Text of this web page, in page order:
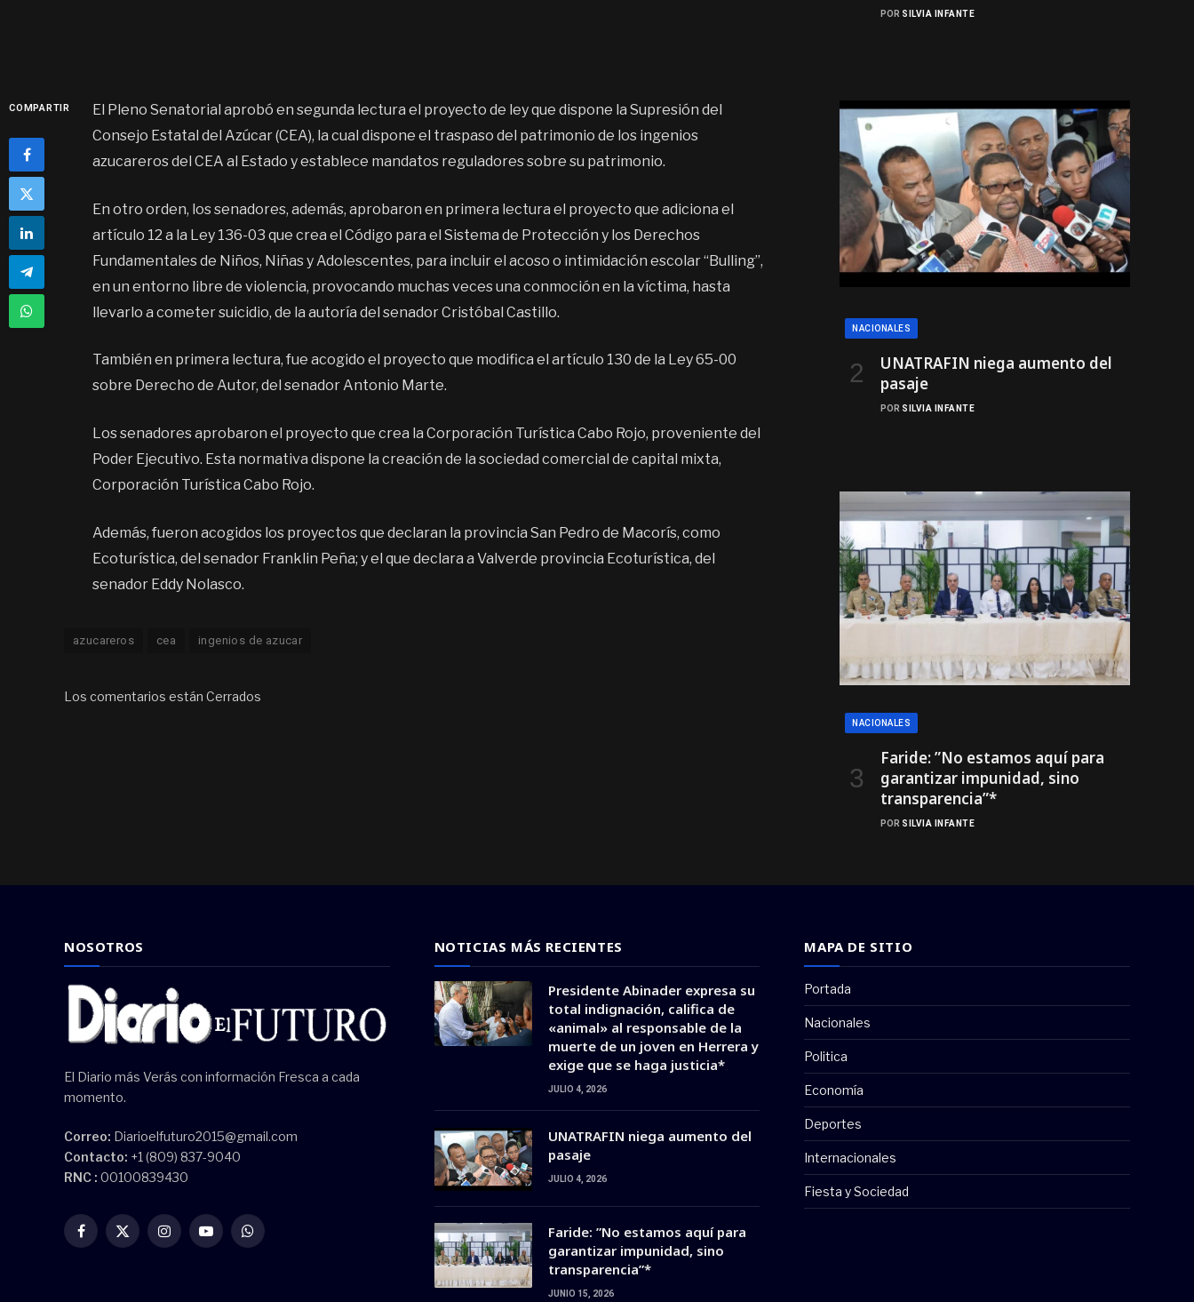
COMPARTIR
El Pleno Senatorial aprobó en segunda lectura el proyecto de ley que dispone la Supresión del
Consejo Estatal del Azúcar (CEA), la cual dispone el traspaso del patrimonio de los ingenios
azucareros del CEA al Estado y establece mandatos reguladores sobre su patrimonio.
En otro orden, los senadores, además, aprobaron en primera lectura el proyecto que adiciona el
artículo 12 a la Ley 136-03 que crea el Código para el Sistema de Protección y los Derechos
Fundamentales de Niños, Niñas y Adolescentes, para incluir el acoso o intimidación escolar “Bulling”,
en un entorno libre de violencia, provocando muchas veces una conmoción en la víctima, hasta
llevarlo a cometer suicidio, de la autoría del senador Cristóbal Castillo.
También en primera lectura, fue acogido el proyecto que modifica el artículo 130 de la Ley 65-00
sobre Derecho de Autor, del senador Antonio Marte.
Los senadores aprobaron el proyecto que crea la Corporación Turística Cabo Rojo, proveniente del
Poder Ejecutivo. Esta normativa dispone la creación de la sociedad comercial de capital mixta,
Corporación Turística Cabo Rojo.
Además, fueron acogidos los proyectos que declaran la provincia San Pedro de Macorís, como
Ecoturística, del senador Franklin Peña; y el que declara a Valverde provincia Ecoturística, del
senador Eddy Nolasco.
azucareros cea ingenios de azucar
Los comentarios están Cerrados
POR SILVIA INFANTE
NACIONALES
UNATRAFIN niega aumento del
pasaje
POR SILVIA INFANTE
NACIONALES
Faride: ”No estamos aquí para
garantizar impunidad, sino
transparencia”*
POR SILVIA INFANTE
NOSOTROS
El Diario más Verás con información Fresca a cada
momento.
Correo: Diarioelfuturo2015@gmail.com
Contacto: +1 (809) 837-9040
RNC : 00100839430
Facebook
X
InstagramYouTubeWhatsApp
NOTICIAS MÁS RECIENTES
Presidente Abinader expresa su
total indignación, califica de
«animal» al responsable de la
muerte de un joven en Herrera y
exige que se haga justicia*
JULIO 4, 2026
UNATRAFIN niega aumento del
pasaje
JULIO 4, 2026
Faride: ”No estamos aquí para
garantizar impunidad, sino
transparencia”*
JUNIO 15, 2026
MAPA DE SITIO
Portada
Nacionales
Politica
Economía
Deportes
Internacionales
Fiesta y Sociedad